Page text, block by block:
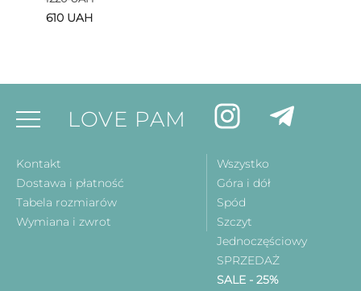
610 UAH
LOVE PAM
Kontakt
Dostawa i płatność
Tabela rozmiarów
Wymiana i zwrot
Wszystko
Góra i dół
Spód
Szczyt
Jednoczęściowy
SPRZEDAŻ
SALE - 25%